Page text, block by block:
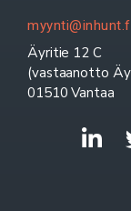
Äyritie 12 C
(vastaanotto
01510 Vantaa